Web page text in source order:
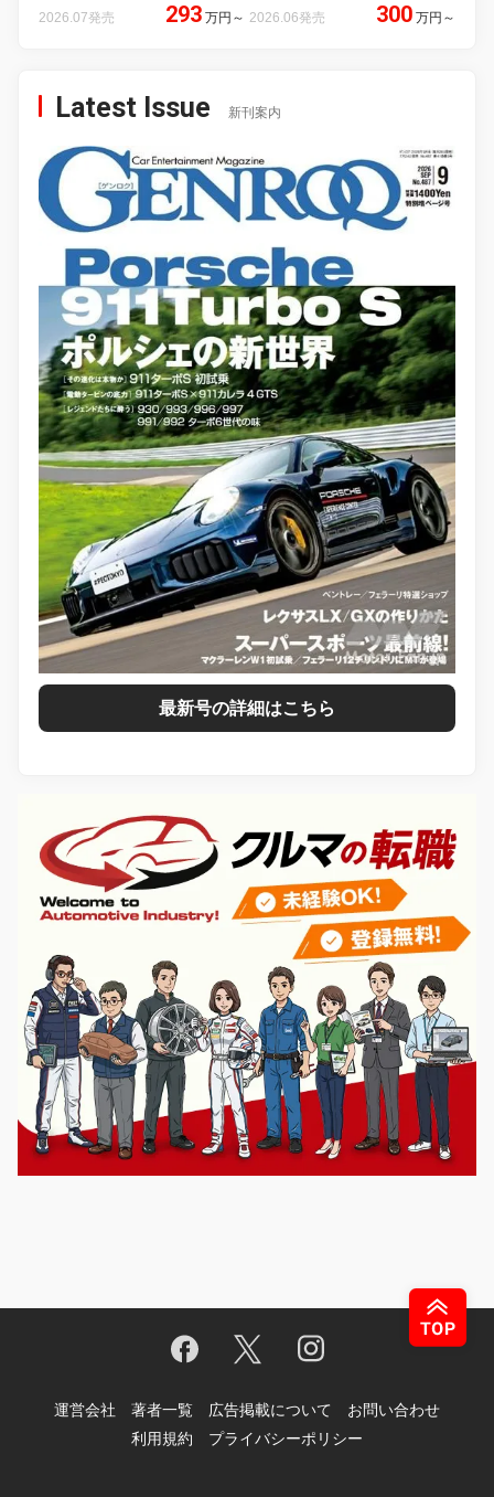
2026.07発売 293 万円 ～ 2026.06発売 300 万円 ～
Latest Issue 新刊案内
最新号の詳細はこちら
運営会社 著者一覧 広告掲載について
お問い合わせ
利用規約
プライバシーポリシー